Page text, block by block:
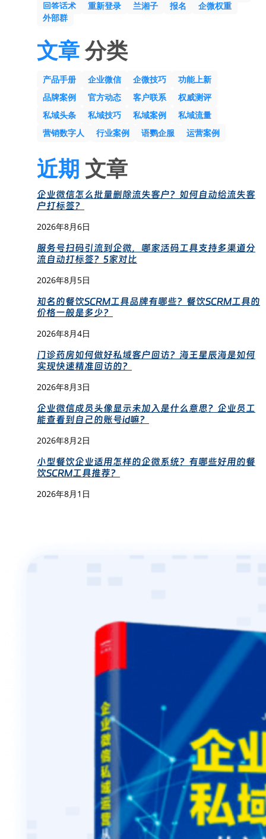
回答话术 重新登录 兰湘子 报名
企微权重
外部群
文章分类
产品手册 企业微信 企微技巧
功能上新
品牌案例
官方动态 客户联系
权威测评
私域头条
私域技巧 私域案例
私域流量
营销数字人
行业案例 语鹦企服 运营案例
近期 文章
企业微信怎么批量删除流失客户？如何自动给流失客
户打标签？
2026年8月6日
服务号扫码引流到企微，哪家活码工具支持多渠道分
流自动打标签？5家对比
2026年8月5日
知名的餐饮SCRM工具品牌有哪些？餐饮SCRM工具的
价格一般是多少？
2026年8月4日
门诊药房如何做好私域客户回访？海王星辰海是如何
实现快速精准回访的？
2026年8月3日
企业微信成员头像显示未加入是什么意思？企业员工
能查看到自己的账号id嘛？
2026年8月2日
小型餐饮企业适用怎样的企微系统？有哪些好用的餐
饮SCRM工具推荐？
2026年8月1日